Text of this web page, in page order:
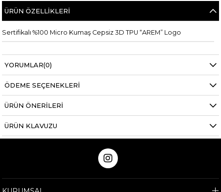
ÜRÜN ÖZELLIKLERI
Sertifikalı %100 Micro Kumaş Cepsiz 3D TPU “AREM” Logo
YORUMLAR(0)
ÖDEME SEÇENEKLERI
ÜRÜN ÖNERILERI
ÜRÜN KLAVUZU